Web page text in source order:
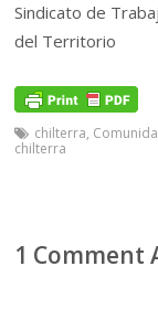
Sindicato de
del Territorio
chilterra,
chilterra
1 Comment